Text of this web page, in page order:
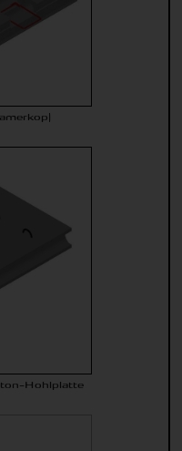
Hohlplatte